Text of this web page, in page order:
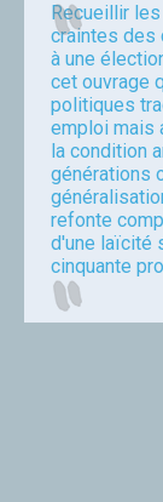
Recueillir
craintes des
à une
cet ouvrage
politiques
emploi mais
la condition
générations
refonte
d'une laïcité
cinquante